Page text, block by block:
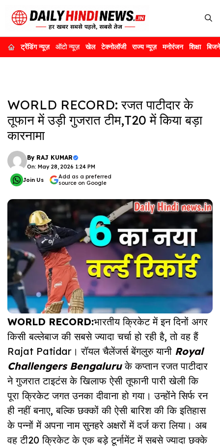
ट्रेंडिंग न्यूज़ ऑटो न्यूज़ खेल टेक्नोलॉजी राज्य न्यूज़ मनोरंजन शिक्षा
WORLD RECORD: रजत पाटीदार के
तूफान में उड़ी गुजरात टीम,T20 में किया बड़ा
कारनामा
By RAJ KUMAR
On: May 28, 2026 1:24 PM
Join Us
Add as a preferred
source on Google
WORLD RECORD:भारतीय क्रिकेट में इन दिनों अगर
किसी बल्लेबाज की सबसे ज्यादा चर्चा हो रही है, तो वह हैं
Rajat Patidar। रॉयल चैलेंजर्स बेंगलुरु यानी Royal
Challengers Bengaluruके कप्तान रजत पाटीदार
ने गुजरात टाइटंस के खिलाफ ऐसी तूफानी पारी खेली कि
पूरा क्रिकेट जगत उनका दीवाना हो गया। उन्होंने सिर्फ रन
ही नहीं बनाए, बल्कि छक्कों की ऐसी बारिश की कि इतिहास
के पन्नों में अपना नाम सुनहरे अक्षरों में दर्ज करा लिया। अब
वह टी20 क्रिकेट के एक बड़े टूर्नामेंट में सबसे ज्यादा छक्के